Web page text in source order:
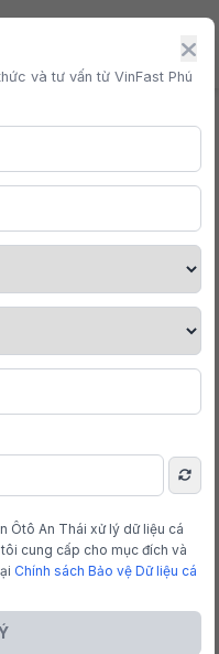
và tư vấn từ VinFast Phú
Ôtô An Thái xử lý dữ liệu cá
cung cấp cho mục đích và
Chính sách Bảo vệ Dữ liệu cá